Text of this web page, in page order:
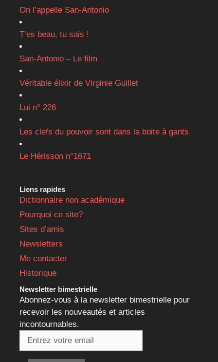
On l’appelle San-Antonio
T’es beau, tu sais !
San-Antonio – Le film
Véritable élixir de Virginie Guillet
Lui n° 226
Les clefs du pouvoir sont dans la boite à gants
Le Hérisson n°1671
Liens rapides
Dictionnaire non académique
Pourquoi ce site?
Sites d’amis
Newsletters
Me contacter
Historique
Newsletter bimestrielle
Abonnez-vous à la newsletter bimestrielle pour
recevoir les nouveautés et articles
incontournables.